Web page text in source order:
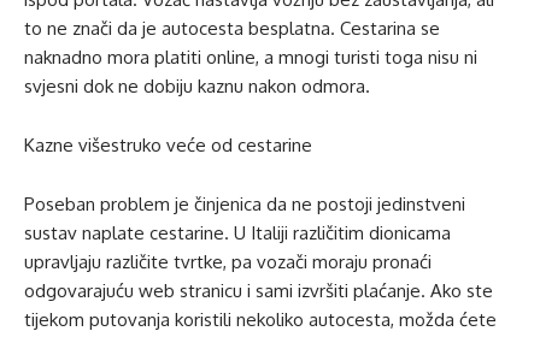
to ne znači da je autocesta besplatna. Cestarina se
naknadno mora platiti online, a mnogi turisti toga nisu ni
svjesni dok ne dobiju kaznu nakon odmora.
Kazne višestruko veće od cestarine
Poseban problem je činjenica da ne postoji jedinstveni
sustav naplate cestarine. U Italiji različitim dionicama
upravljaju različite tvrtke, pa vozači moraju pronaći
odgovarajuću web stranicu i sami izvršiti plaćanje. Ako ste
tijekom putovanja koristili nekoliko autocesta, možda ćete